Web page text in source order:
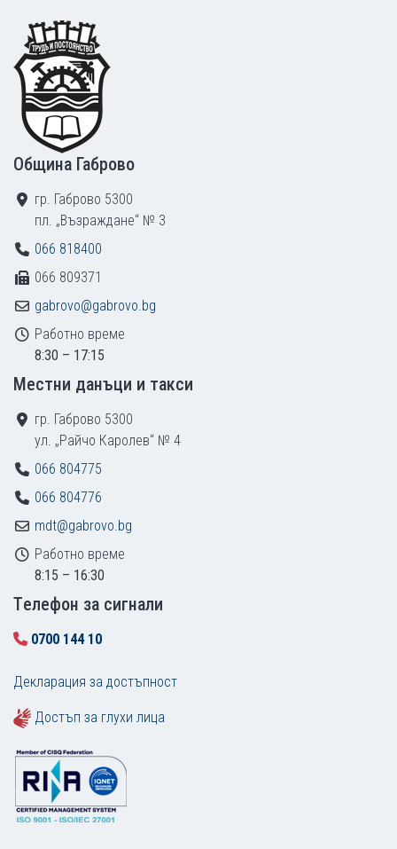
Footer
Община Габрово
гр. Габрово 5300
пл. „Възраждане“ № 3
066 818400
066 809371
gabrovo@gabrovo.bg
Работно време
8:30 – 17:15
Местни данъци и такси
гр. Габрово 5300
ул. „Райчо Каролев“ № 4
066 804775
066 804776
mdt@gabrovo.bg
Работно време
8:15 – 16:30
Tелефон за сигнали
0700 144 10
Декларация за достъпност
Достъп за глухи лица